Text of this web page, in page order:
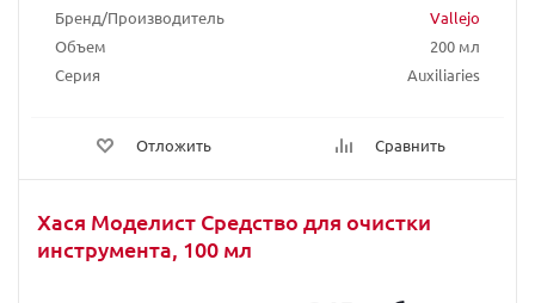
Бренд/Производитель
Vallejo
Объем
200 мл
Серия
Auxiliaries
Отложить Сравнить
Хася Моделист Средство для очистки
инструмента, 100 мл